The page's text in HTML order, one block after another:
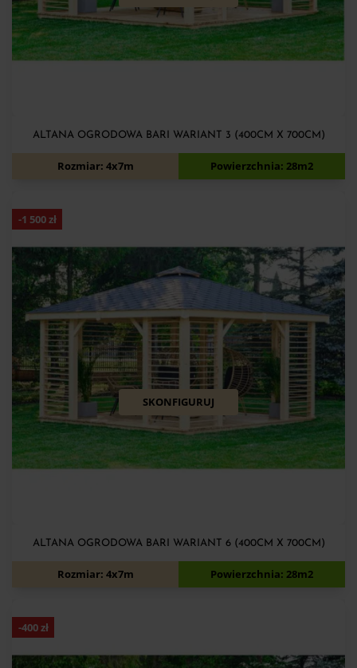
ALTANA OGRODOWA BARI WARIANT 3 (400CM X 700CM)
15 400 13 900zł
Rozmiar: 4x7m Powierzchnia: 28m2
-1 500zł
SKONFIGURUJ
ALTANA OGRODOWA BARI WARIANT 6 (400CM X 700CM)
17 360 15 860zł
Rozmiar: 4x7m Powierzchnia: 28m2
-400zł